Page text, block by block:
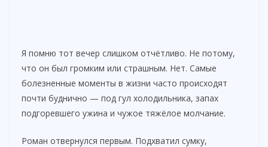
Я помню тот вечер слишком отчётливо. Не потому,
что он был громким или страшным. Нет. Самые
болезненные моменты в жизни часто происходят
почти буднично — под гул холодильника, запах
подгоревшего ужина и чужое тяжёлое молчание.
Роман отвернулся первым. Подхватил сумку,